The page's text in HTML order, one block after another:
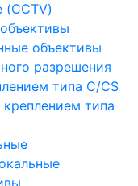
(CCTV)
объективы
разрешения
типа C/CS
типа